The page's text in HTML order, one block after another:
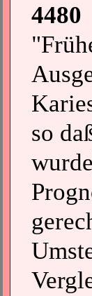
4480
so